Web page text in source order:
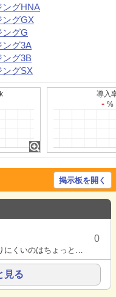
ングHNA
グGX
グG
ング3A
ング3B
グSX
導入
-%
掲示板を開く
確変かどうかが図柄が揃った時点でわかりにくいのはちょっと戴けません。確変中に確変図柄（っぽいもの）が揃ったと思ったら後抽...
0
見る